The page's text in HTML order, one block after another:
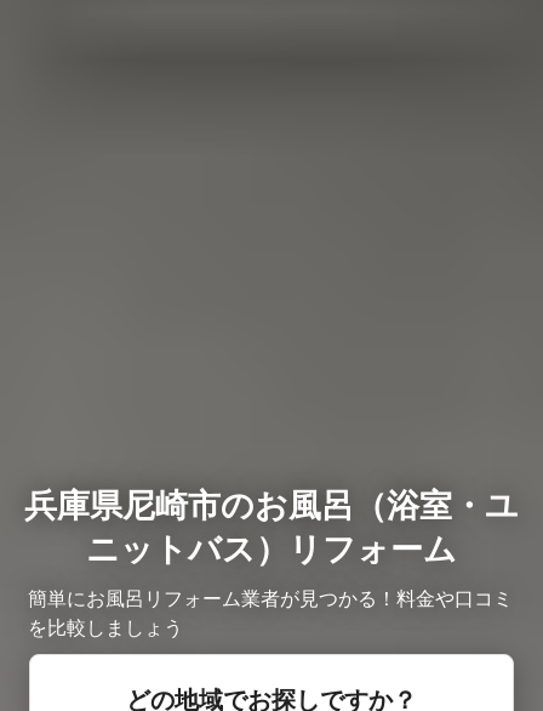
兵庫県尼崎市のお風呂（浴室・ユ
ニットバス）リフォーム
簡単にお風呂リフォーム業者が見つかる！料金や口コミ
を比較しましょう
どの地域でお探しですか？